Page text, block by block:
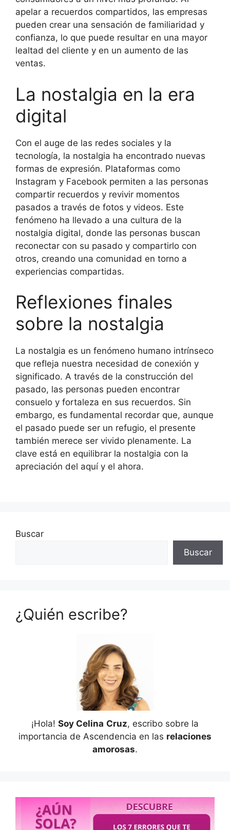
apelar a recuerdos compartidos, las empresas
pueden crear una sensación de familiaridad y
confianza, lo que puede resultar en una mayor
lealtad del cliente y en un aumento de las
ventas.
La nostalgia en la era
digital
Con el auge de las redes sociales y la
tecnología, la nostalgia ha encontrado nuevas
formas de expresión. Plataformas como
Instagram y Facebook permiten a las personas
compartir recuerdos y revivir momentos
pasados a través de fotos y videos. Este
fenómeno ha llevado a una cultura de la
nostalgia digital, donde las personas buscan
reconectar con su pasado y compartirlo con
otros, creando una comunidad en torno a
experiencias compartidas.
Reflexiones finales
sobre la nostalgia
La nostalgia es un fenómeno humano intrínseco
que refleja nuestra necesidad de conexión y
significado. A través de la construcción del
pasado, las personas pueden encontrar
consuelo y fortaleza en sus recuerdos. Sin
embargo, es fundamental recordar que, aunque
el pasado puede ser un refugio, el presente
también merece ser vivido plenamente. La
clave está en equilibrar la nostalgia con la
apreciación del aquí y el ahora.
Buscar
Buscar
¿Quién escribe?
¡Hola! Soy Celina Cruz, escribo sobre la
importancia de Ascendencia en las relaciones
amorosas.